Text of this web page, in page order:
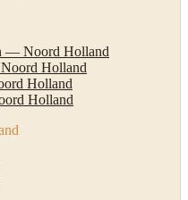
— Noord Holland
Holland
Holland
Holland